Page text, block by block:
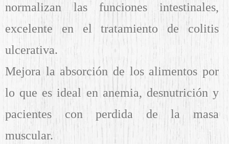
normalizan las funciones intestinales,
excelente en el tratamiento de colitis
ulcerativa.
Mejora la absorción de los alimentos por
lo que es ideal en anemia, desnutrición y
pacientes con perdida de la masa
muscular.